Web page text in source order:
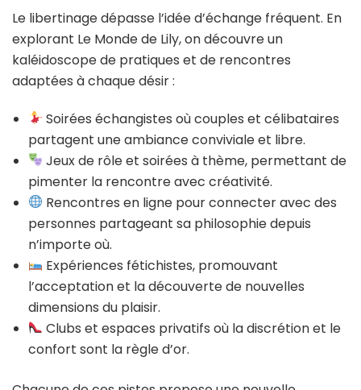
Le libertinage dépasse l’idée d’échange fréquent. En
explorant Le Monde de Lily, on découvre un
kaléidoscope de pratiques et de rencontres
adaptées à chaque désir :
Soirées échangistes où couples et célibataires
partagent une ambiance conviviale et libre.
Jeux de rôle et soirées à thème, permettant de
pimenter la rencontre avec créativité.
Rencontres en ligne pour connecter avec des
personnes partageant sa philosophie depuis
n’importe où.
Expériences fétichistes, promouvant
l’acceptation et la découverte de nouvelles
dimensions du plaisir.
Clubs et espaces privatifs où la discrétion et le
confort sont la règle d’or.